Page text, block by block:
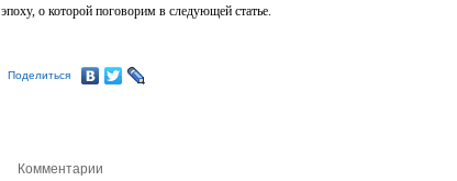
эпоху, о которой поговорим в следующей статье.
Поделиться
Комментарии